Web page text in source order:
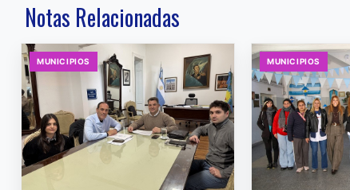
Notas Relacionadas
MUNICIPIOS MUNICIPIOS